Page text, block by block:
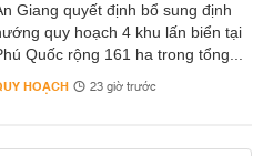
Giang quyết định bổ sung định
quy hoạch 4 khu lấn biển tại
Quốc rộng 161 ha trong tổng...
HOẠCH 23 giờ trước